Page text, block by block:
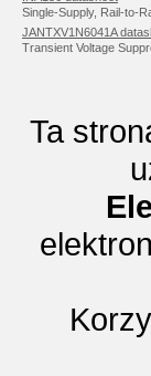
Single-Supply, Rail-to-
JANTXV1N6041A
Transient Voltage
Ta